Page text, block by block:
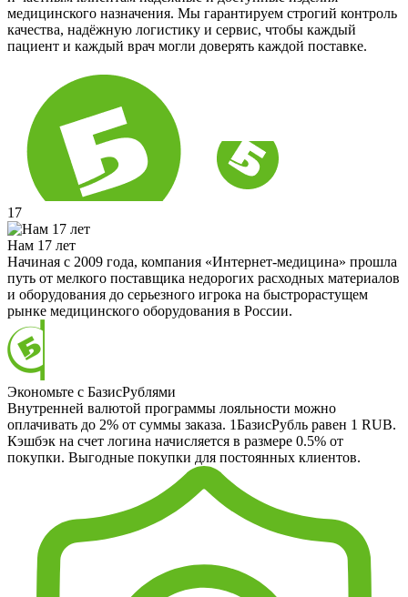
медицинского назначения. Мы гарантируем строгий контроль
качества, надёжную логистику и сервис, чтобы каждый
пациент и каждый врач могли доверять каждой поставке.
17
Нам 17 лет
Начиная с 2009 года, компания «Интернет-медицина» прошла
путь от мелкого поставщика недорогих расходных материалов
и оборудования до серьезного игрока на быстрорастущем
рынке медицинского оборудования в России.
Экономьте с БазисРублями
Внутренней валютой программы лояльности можно
оплачивать до 2% от суммы заказа. 1БазисРубль равен 1 RUB.
Кэшбэк на счет логина начисляется в размере 0.5% от
покупки. Выгодные покупки для постоянных клиентов.